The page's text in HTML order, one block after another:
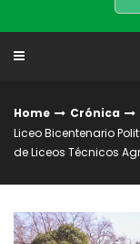
Home
Crónica
Liceo Bicentenario
de Liceos Técnicos